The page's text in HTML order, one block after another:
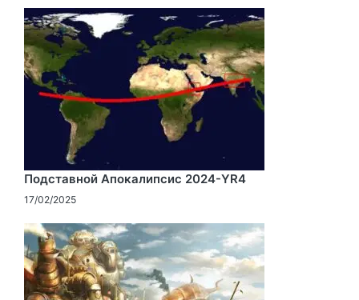
Подставной Апокалипсис 2024-YR4
17/02/2025